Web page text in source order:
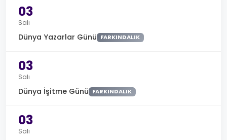
03
Salı
Dünya Yazarlar Günü FARKINDALIK
03
Salı
Dünya İşitme Günü FARKINDALIK
03
Salı